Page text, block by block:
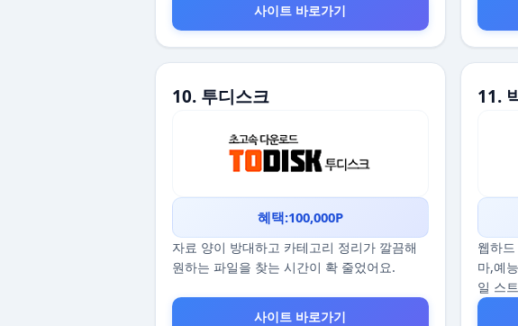
사이트 바로가기
10. 투디스크
혜택:100,000P
자료 양이 방대하고 카테고리 정리가 깔끔해
원하는 파일을 찾는 시간이 확 줄었어요.
사이트 바로가기
11.
웹하
마,예
일 스